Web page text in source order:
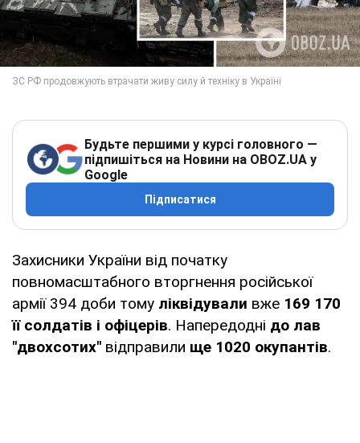
Будьте першими у курсі головного —
підпишіться на Новини на OBOZ.UA у
Google
Підписатися
Захисники України від початку
повномасштабного вторгнення російської
армії 394 доби тому ліквідували вже 169 170
її солдатів і офіцерів. Напередодні до лав
"двохсотих" відправили ще 1020 окупантів.